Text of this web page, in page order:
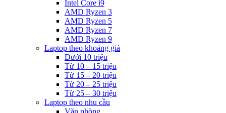
Intel Core i9
AMD Ryzen 3
AMD Ryzen 5
AMD Ryzen 7
AMD Ryzen 9
Laptop theo khoảng giá
Dưới 10 triệu
Từ 10 – 15 triệu
Từ 15 – 20 triệu
Từ 20 – 25 triệu
Từ 25 – 30 triệu
Laptop theo nhu cầu